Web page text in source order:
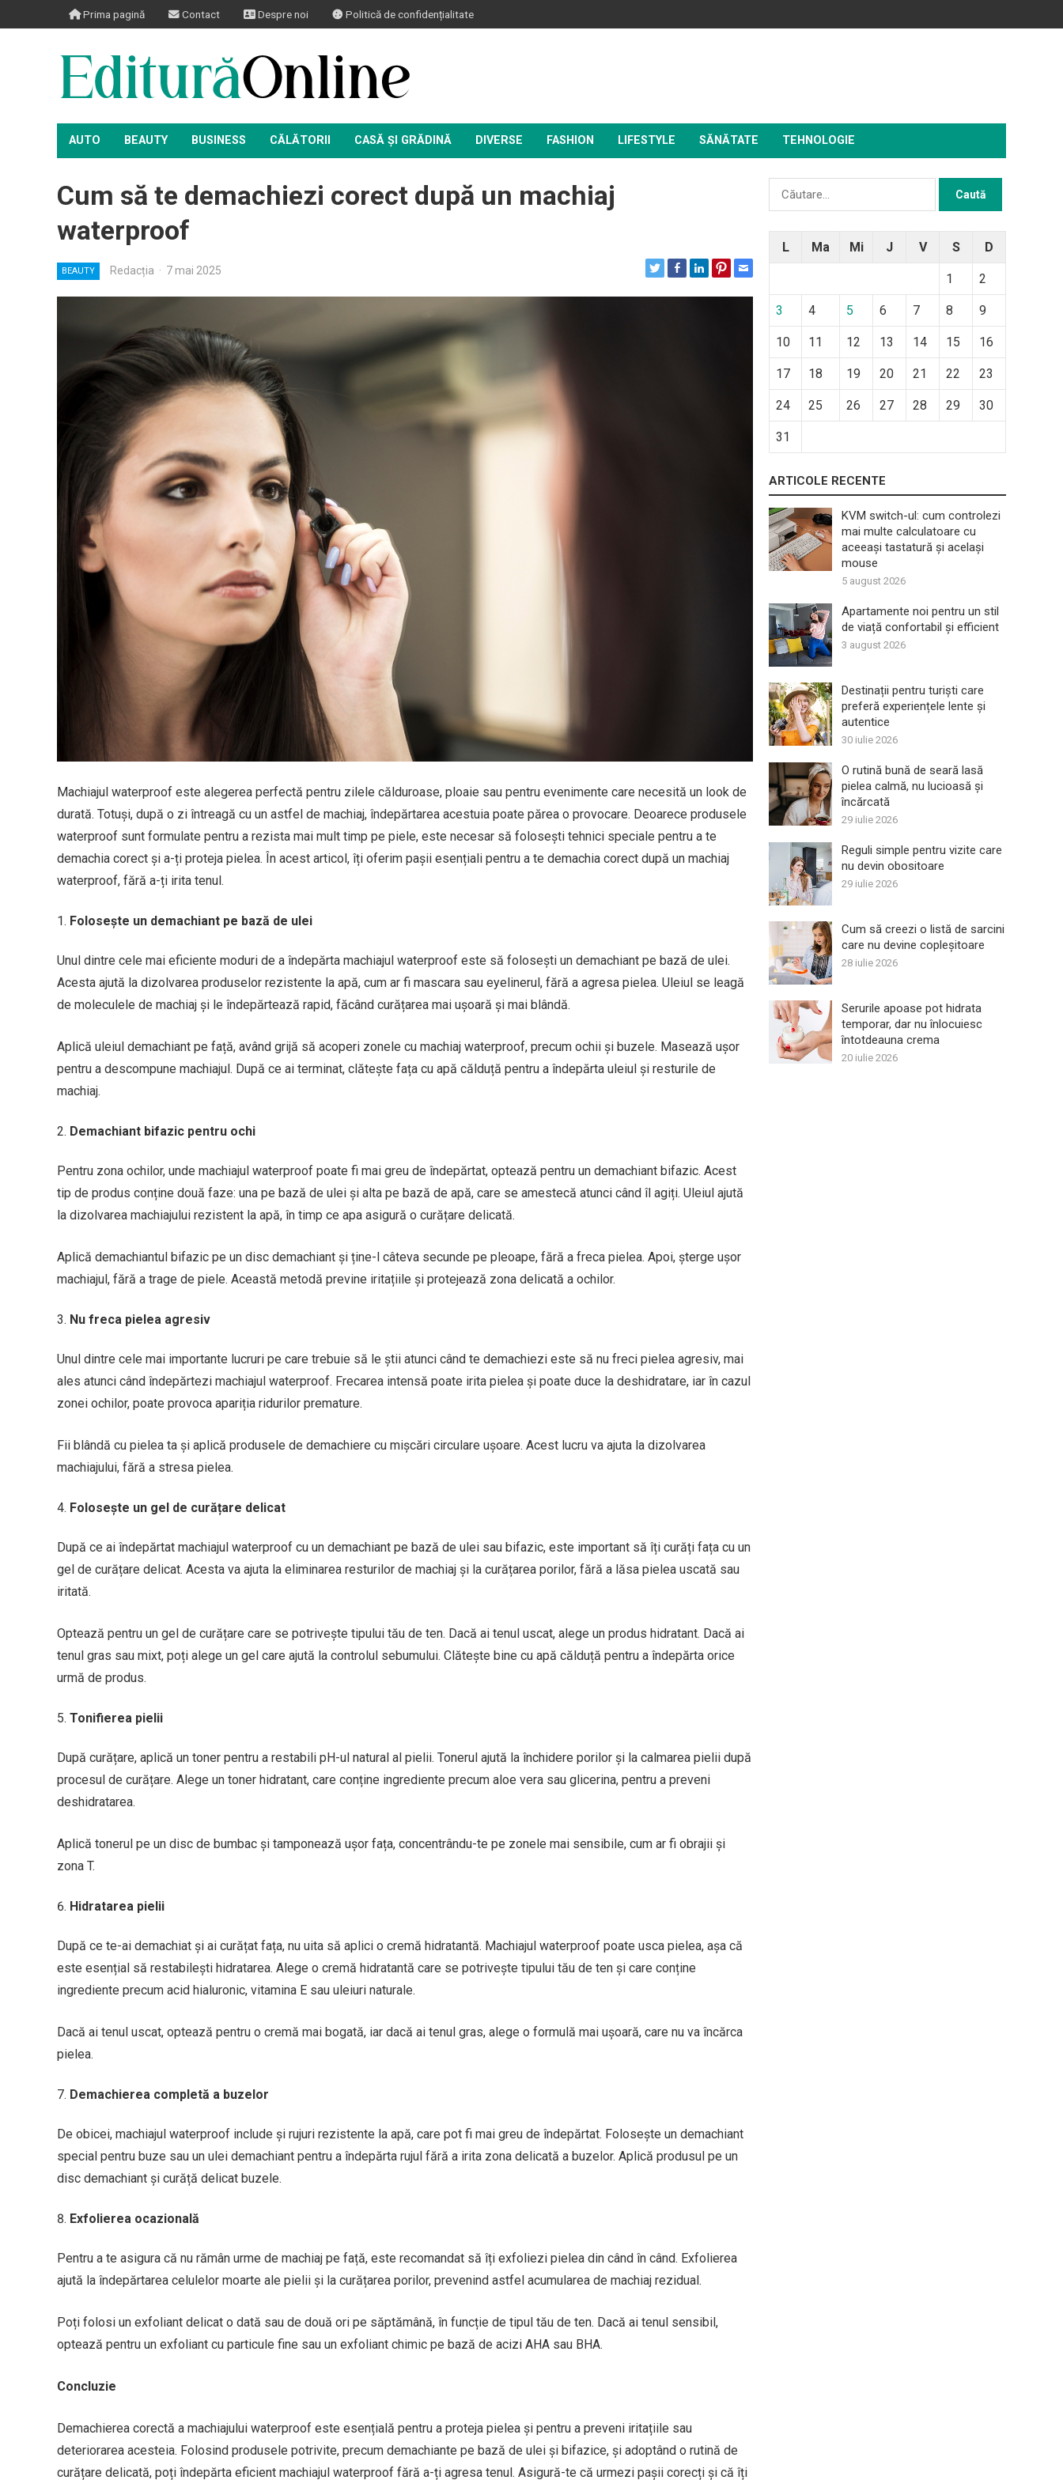
Prima pagină Contact Despre noi Politică de confidențialitate
AUTO BEAUTY BUSINESS CĂLĂTORII CASĂ ȘI GRĂDINĂ DIVERSE FASHION LIFESTYLE SĂNĂTATE TEHNOLOGIE
Cum să te demachiezi corect după un machiaj
waterproof
BEAUTY Redacția · 7 mai 2025
Machiajul waterproof este alegerea perfectă pentru zilele călduroase, ploaie sau pentru evenimente care necesită un look de
durată. Totuși, după o zi întreagă cu un astfel de machiaj, îndepărtarea acestuia poate părea o provocare. Deoarece produsele
waterproof sunt formulate pentru a rezista mai mult timp pe piele, este necesar să folosești tehnici speciale pentru a te
demachia corect și a-ți proteja pielea. În acest articol, îți oferim pașii esențiali pentru a te demachia corect după un machiaj
waterproof, fără a-ți irita tenul.
Folosește un demachiant pe bază de ulei
Unul dintre cele mai eficiente moduri de a îndepărta machiajul waterproof este să folosești un demachiant pe bază de ulei.
Acesta ajută la dizolvarea produselor rezistente la apă, cum ar fi mascara sau eyelinerul, fără a agresa pielea. Uleiul se leagă
de moleculele de machiaj și le îndepărtează rapid, făcând curățarea mai ușoară și mai blândă.
Aplică uleiul demachiant pe față, având grijă să acoperi zonele cu machiaj waterproof, precum ochii și buzele. Masează ușor
pentru a descompune machiajul. După ce ai terminat, clătește fața cu apă călduță pentru a îndepărta uleiul și resturile de
machiaj.
Demachiant bifazic pentru ochi
Pentru zona ochilor, unde machiajul waterproof poate fi mai greu de îndepărtat, optează pentru un demachiant bifazic. Acest
tip de produs conține două faze: una pe bază de ulei și alta pe bază de apă, care se amestecă atunci când îl agiți. Uleiul ajută
la dizolvarea machiajului rezistent la apă, în timp ce apa asigură o curățare delicată.
Aplică demachiantul bifazic pe un disc demachiant și ține-l câteva secunde pe pleoape, fără a freca pielea. Apoi, șterge ușor
machiajul, fără a trage de piele. Această metodă previne iritațiile și protejează zona delicată a ochilor.
Nu freca pielea agresiv
Unul dintre cele mai importante lucruri pe care trebuie să le știi atunci când te demachiezi este să nu freci pielea agresiv, mai
ales atunci când îndepărtezi machiajul waterproof. Frecarea intensă poate irita pielea și poate duce la deshidratare, iar în cazul
zonei ochilor, poate provoca apariția ridurilor premature.
Fii blândă cu pielea ta și aplică produsele de demachiere cu mișcări circulare ușoare. Acest lucru va ajuta la dizolvarea
machiajului, fără a stresa pielea.
Folosește un gel de curățare delicat
După ce ai îndepărtat machiajul waterproof cu un demachiant pe bază de ulei sau bifazic, este important să îți curăți fața cu un
gel de curățare delicat. Acesta va ajuta la eliminarea resturilor de machiaj și la curățarea porilor, fără a lăsa pielea uscată sau
iritată.
Optează pentru un gel de curățare care se potrivește tipului tău de ten. Dacă ai tenul uscat, alege un produs hidratant. Dacă ai
tenul gras sau mixt, poți alege un gel care ajută la controlul sebumului. Clătește bine cu apă călduță pentru a îndepărta orice
urmă de produs.
Tonifierea pielii
După curățare, aplică un toner pentru a restabili pH-ul natural al pielii. Tonerul ajută la închidere porilor și la calmarea pielii după
procesul de curățare. Alege un toner hidratant, care conține ingrediente precum aloe vera sau glicerina, pentru a preveni
deshidratarea.
Aplică tonerul pe un disc de bumbac și tamponează ușor fața, concentrându-te pe zonele mai sensibile, cum ar fi obrajii și
zona T.
Hidratarea pielii
După ce te-ai demachiat și ai curățat fața, nu uita să aplici o cremă hidratantă. Machiajul waterproof poate usca pielea, așa că
este esențial să restabilești hidratarea. Alege o cremă hidratantă care se potrivește tipului tău de ten și care conține
ingrediente precum acid hialuronic, vitamina E sau uleiuri naturale.
Dacă ai tenul uscat, optează pentru o cremă mai bogată, iar dacă ai tenul gras, alege o formulă mai ușoară, care nu va încărca
pielea.
Demachierea completă a buzelor
De obicei, machiajul waterproof include și rujuri rezistente la apă, care pot fi mai greu de îndepărtat. Folosește un demachiant
special pentru buze sau un ulei demachiant pentru a îndepărta rujul fără a irita zona delicată a buzelor. Aplică produsul pe un
disc demachiant și curăță delicat buzele.
Exfolierea ocazională
Pentru a te asigura că nu rămân urme de machiaj pe față, este recomandat să îți exfoliezi pielea din când în când. Exfolierea
ajută la îndepărtarea celulelor moarte ale pielii și la curățarea porilor, prevenind astfel acumularea de machiaj rezidual.
Poți folosi un exfoliant delicat o dată sau de două ori pe săptămână, în funcție de tipul tău de ten. Dacă ai tenul sensibil,
optează pentru un exfoliant cu particule fine sau un exfoliant chimic pe bază de acizi AHA sau BHA.
Concluzie
Demachierea corectă a machiajului waterproof este esențială pentru a proteja pielea și pentru a preveni iritațiile sau
deteriorarea acesteia. Folosind produsele potrivite, precum demachiante pe bază de ulei și bifazice, și adoptând o rutină de
curățare delicată, poți îndepărta eficient machiajul waterproof fără a-ți agresa tenul. Asigură-te că urmezi pașii corecți și că îți
Caută
L Ma Mi J V S D
1 2
3 4 5 6 7 8 9
10 11 12 13 14 15 16
17 18 19 20 21 22 23
24 25 26 27 28 29 30
31
ARTICOLE RECENTE
KVM switch-ul: cum controlezi
mai multe calculatoare cu
aceeași tastatură și același
mouse
5 august 2026
Apartamente noi pentru un stil
de viață confortabil și efficient
3 august 2026
Destinații pentru turiști care
preferă experiențele lente și
autentice
30 iulie 2026
O rutină bună de seară lasă
pielea calmă, nu lucioasă și
încărcată
29 iulie 2026
Reguli simple pentru vizite care
nu devin obositoare
29 iulie 2026
Cum să creezi o listă de sarcini
care nu devine copleșitoare
28 iulie 2026
Serurile apoase pot hidrata
temporar, dar nu înlocuiesc
întotdeauna crema
20 iulie 2026